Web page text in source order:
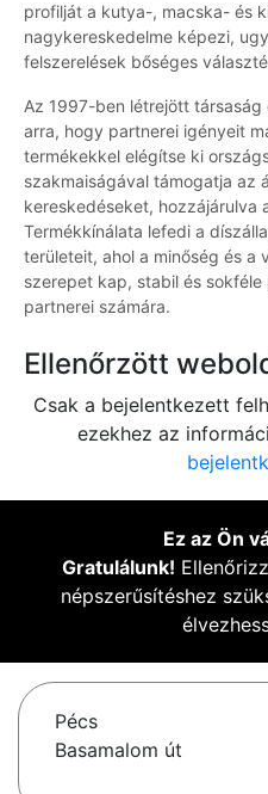
profilját a kutya-, macska- és
nagykereskedelme képezi,
felszerelések bőséges
Az 1997-ben létrejött
arra, hogy partnerei igényeit
termékekkel elégítse ki
szakmaiságával támogatja az
kereskedéseket, hozzájárulva
Termékkínálata lefedi a
területeit, ahol a minőség és a
szerepet kap, stabil és
partnerei számára.
Ellenőrzött
Csak a bejelentkezett
ezekhez az
Ez az Ön
Gratulálunk!
népszerűsítéshez
Pécs
Basamalom út